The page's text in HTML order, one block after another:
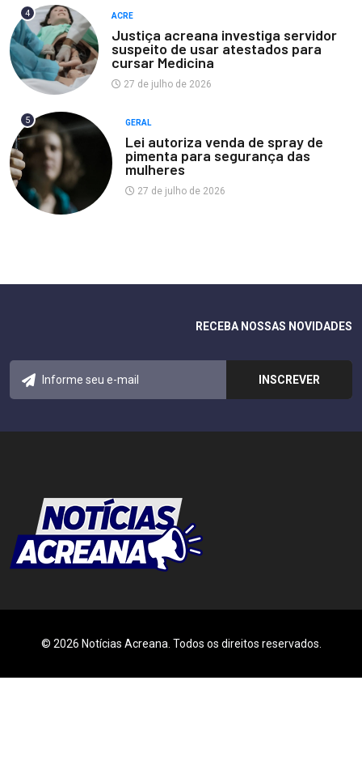
4 ACRE
Justiça acreana investiga servidor
suspeito de usar atestados para
cursar Medicina
27 de julho de 2026
5 GERAL
Lei autoriza venda de spray de
pimenta para segurança das
mulheres
27 de julho de 2026
RECEBA NOSSAS NOVIDADES
© 2026 Notícias Acreana. Todos os direitos reservados.